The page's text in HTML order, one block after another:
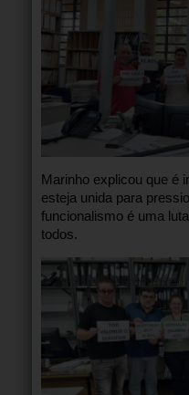
Marinho explicou que é
esteja unida para
funcionalismo é uma
todos.